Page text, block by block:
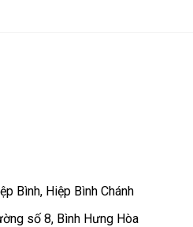
Bình, Hiệp Bình Chánh
số 8, Bình Hưng Hòa